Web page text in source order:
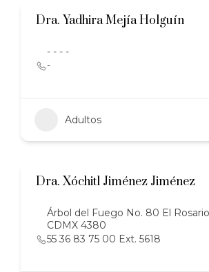
Dra. Yadhira Mejía Holguín
- - - -
-
Adultos
Dra. Xóchitl Jiménez Jiménez
Árbol del Fuego No. 80 El
CDMX 4380
55 36 83 75 00 Ext. 5618